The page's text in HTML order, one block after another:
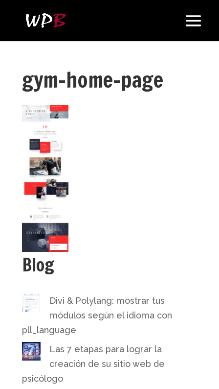
gym-home-page
Blog
Divi & Polylang: mostrar tus
módulos según el idioma con
pll_language
Las 7 etapas para lograr la
creación de su sitio web de
psicólogo